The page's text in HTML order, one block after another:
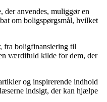
anvendes, muliggør en
om boligspørgsmål, hvilket
fra boligfinansiering til
værdifuld kilde for dem, der
og inspirerende indhold
indsigt, der kan hjælpe